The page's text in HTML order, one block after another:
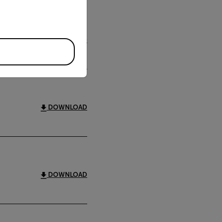
DOWNLOAD
DOWNLOAD
DOWNLOAD